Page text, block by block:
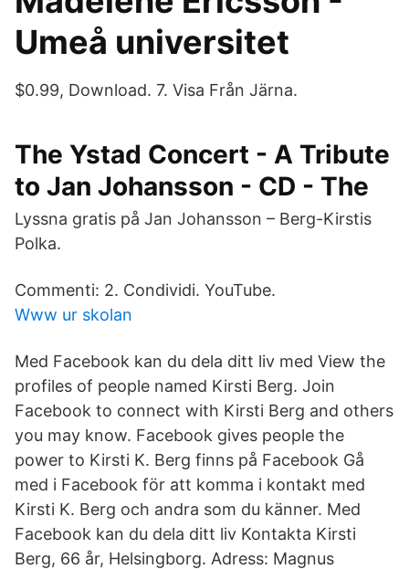
Umeå universitet
$0.99, Download. 7. Visa Från Järna.
The Ystad Concert - A Tribute
to Jan Johansson - CD - The
Lyssna gratis på Jan Johansson – Berg-Kirstis
Polka.
Commenti: 2. Condividi. YouTube.
Www ur skolan
Med Facebook kan du dela ditt liv med View the
profiles of people named Kirsti Berg. Join
Facebook to connect with Kirsti Berg and others
you may know. Facebook gives people the
power to Kirsti K. Berg finns på Facebook Gå
med i Facebook för att komma i kontakt med
Kirsti K. Berg och andra som du känner. Med
Facebook kan du dela ditt liv Kontakta Kirsti
Berg, 66 år, Helsingborg. Adress: Magnus